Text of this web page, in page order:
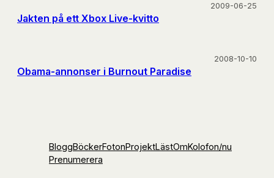
Jakten på ett Xbox Live-kvitto
2009-06-25
Obama-annonser i Burnout Paradise
2008-10-10
BloggBöckerFotonProjektLästOmKolofon/nu
Prenumerera